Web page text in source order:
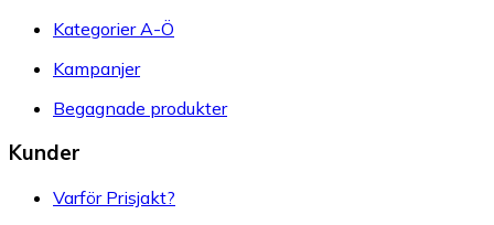
Kategorier A-Ö
Kampanjer
Begagnade produkter
Kunder
Varför Prisjakt?